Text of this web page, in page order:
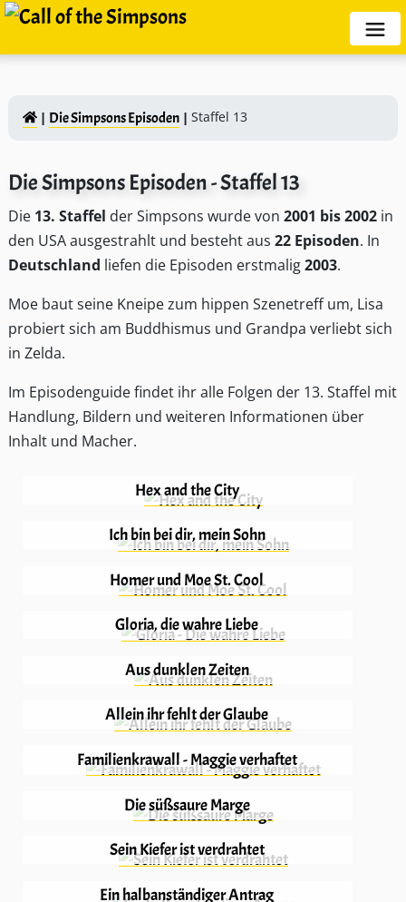
Die Simpsons Episoden Staffel 13
Die Simpsons Episoden - Staffel 13
Die 13. Staffel der Simpsons wurde von 2001 bis 2002 in
den USA ausgestrahlt und besteht aus 22 Episoden. In
Deutschland liefen die Episoden erstmalig2003.
Moe baut seine Kneipe zum hippen Szenetreff um, Lisa
probiert sich am Buddhismus und Grandpa verliebt sich
in Zelda.
Im Episodenguide findet ihr alle Folgen der 13. Staffel mit
Handlung, Bildern und weiteren Informationen über
Inhalt und Macher.
Hex and the City
Ich bin bei dir, mein Sohn
Homer und Moe St. Cool
Gloria, die wahre Liebe
Aus dunklen Zeiten
Allein ihr fehlt der Glaube
Familienkrawall - Maggie verhaftet
Die süßsaure Marge
Sein Kiefer ist verdrahtet
Ein halbanständiger Antrag